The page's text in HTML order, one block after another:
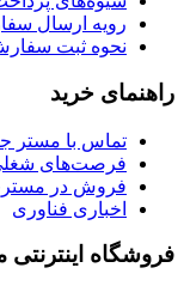
رویه ارسال
نحوه ثبت
راهنمای خرید
تماس با مستر
فرصت‌های
فروش در
اخباری فناوری
فروشگاه